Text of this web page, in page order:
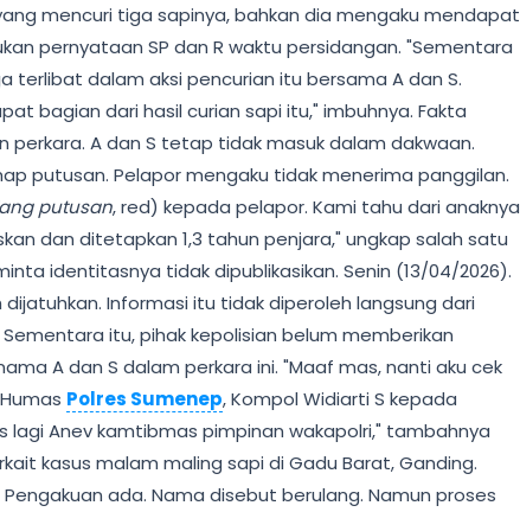
mencuri tiga sapinya, bahkan dia mengaku mendapat
pernyataan SP dan R waktu persidangan. "Sementara
terlibat dalam aksi pencurian itu bersama A dan S.
bagian dari hasil curian sapi itu," imbuhnya. Fakta
A dan S tetap tidak masuk dalam dakwaan.
putusan. Pelapor mengaku tidak menerima panggilan.
putusan, red) kepada pelapor. Kami tahu dari anaknya
dan ditetapkan 1,3 tahun penjara," ungkap salah satu
identitasnya tidak dipublikasikan. Senin (13/04/2026).
Informasi itu tidak diperoleh langsung dari
itu, pihak kepolisian belum memberikan
A dan S dalam perkara ini. "Maaf mas, nanti aku cek
Polres Sumenep, Kompol Widiarti S kepada
lagi Anev kamtibmas pimpinan wakapolri," tambahnya
kasus malam maling sapi di Gadu Barat, Ganding.
ada. Nama disebut berulang. Namun proses